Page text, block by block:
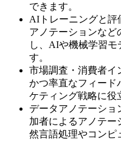
できます。
AIトレーニングと評
アノテーションなど
し、AIや機械学習モ
す。
市場調査・消費者イ
かつ率直なフィード
ケティング戦略に役
データアノテーショ
加者によるアノテー
然言語処理やコンピ